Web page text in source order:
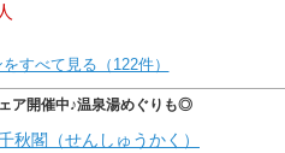
すべて見る（122件）
ア開催中♪温泉湯めぐりも◎
秋閣（せんしゅうかく）